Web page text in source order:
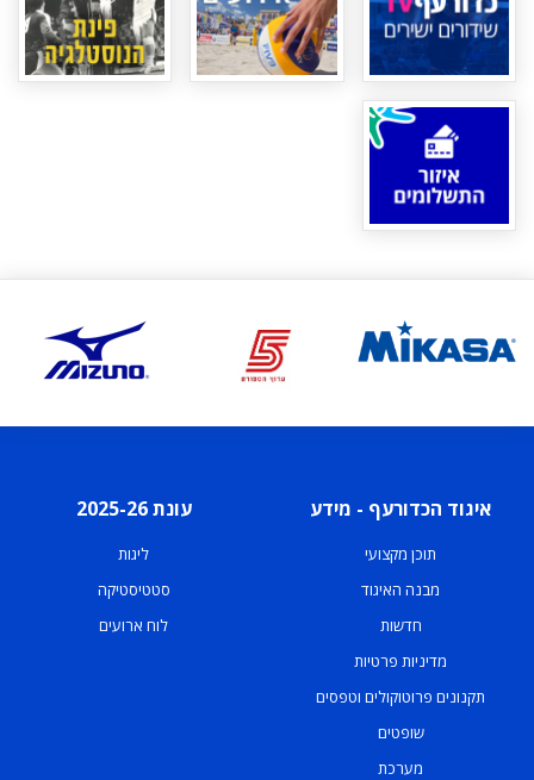
איגוד הכדורעף - מידע
תוכן מקצועי
מבנה האיגוד
חדשות
מדיניות פרטיות
תקנונים פרוטוקולים וטפסים
שופטים
מערכת
עונת 2025-26
ליגות
סטטיסטיקה
לוח ארועים